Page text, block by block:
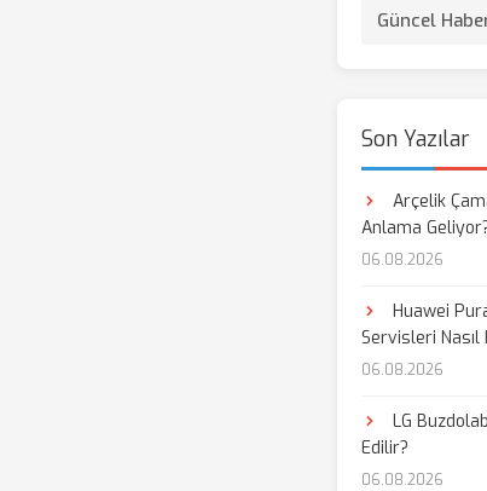
Güncel
Son Yazılar
Arçelik
Anlama
06.08.2026
Huawei
Servisleri Nasıl
06.08.2026
LG
Edilir?
06.08.2026